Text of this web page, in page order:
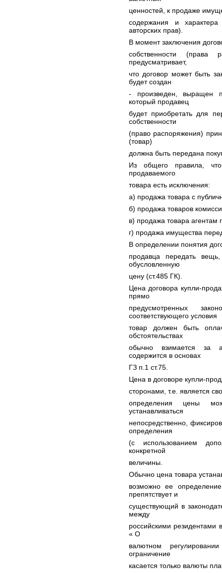
ценностей, к продаже
содержания и
авторских прав).
В момент заключения
собственности
предусматривает,
что договор может быть
будет создан
- произведен, выращен
который продавец
будет приобретать для
собственности
(право распоряжения)
(товар)
должна быть передана
Из общего правила,
продаваемого
товара есть исключения:
а) продажа товара с
б) продажа товаров
в) продажа товара агентам
г) продажа имущества
В определении понятия
продавца передать
обусловленную
цену (ст.485 ГК).
Цена договора купли-
прямо
предусмотренных
соответствующего условия
товар должен быть
обстоятельствах
обычно взимается за
содержится в основах
ГЗ п.1 ст.75.
Цена в договоре купли-
сторонами, т.е. является
определения цены
устанавливаться
непосредственно,
определения
(с использованием
конкретной
величины.
Обычно цена товара
возможно ее
препятствует и
существующий в
между
российскими резидентами
« О
валютном
ограничение
касается только валюты